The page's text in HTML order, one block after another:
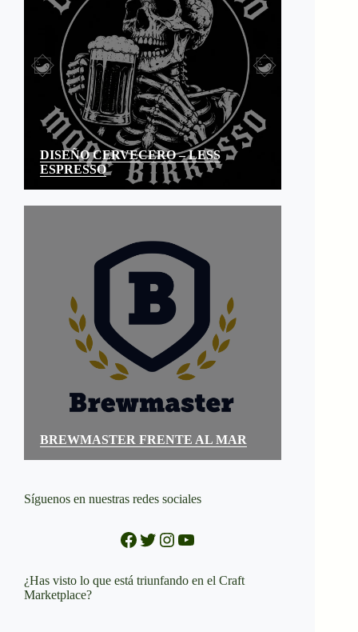
DISEÑO CERVECERO – LESS
ESPRESSO
BREWMASTER FRENTE AL MAR
Síguenos en nuestras redes sociales
Facebook
Twitter
Instagram
YouTube
¿Has visto lo que está triunfando en el Craft
Marketplace?